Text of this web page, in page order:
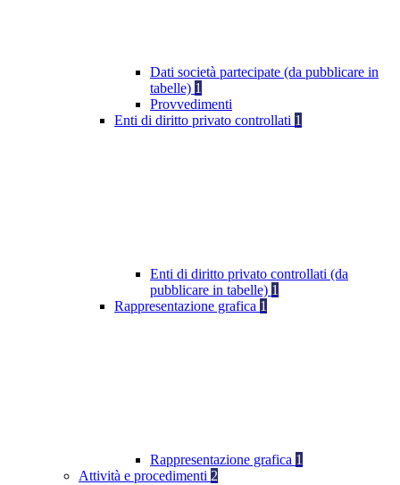
Dati società partecipate (da pubblicare in
tabelle) 1
Provvedimenti
Enti di diritto privato controllati 1
Enti di diritto privato controllati (da
pubblicare in tabelle) 1
Rappresentazione grafica 1
Rappresentazione grafica 1
Attività e procedimenti 2